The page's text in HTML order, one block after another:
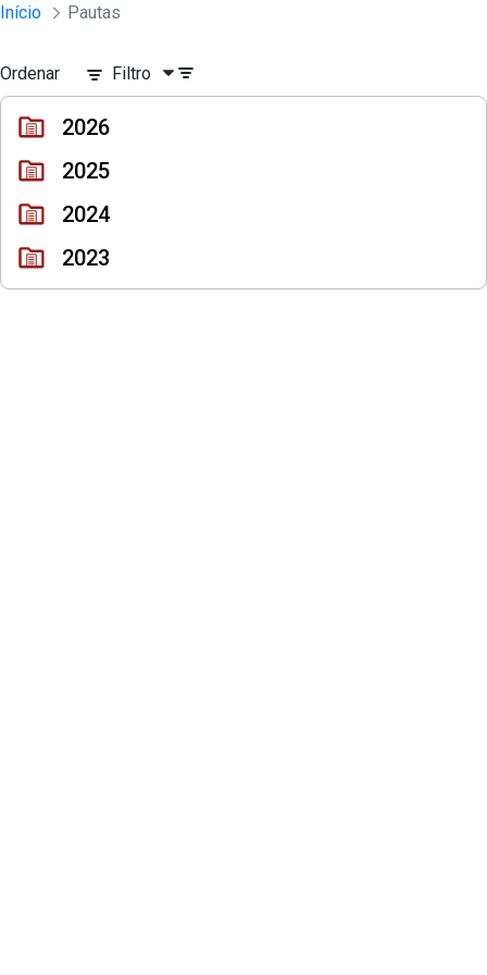
Pular para o Conteúdo principal
Sessões e Reuniões - Documentos
Início Pautas
Ordenar Filtro
2026
2025
2024
2023